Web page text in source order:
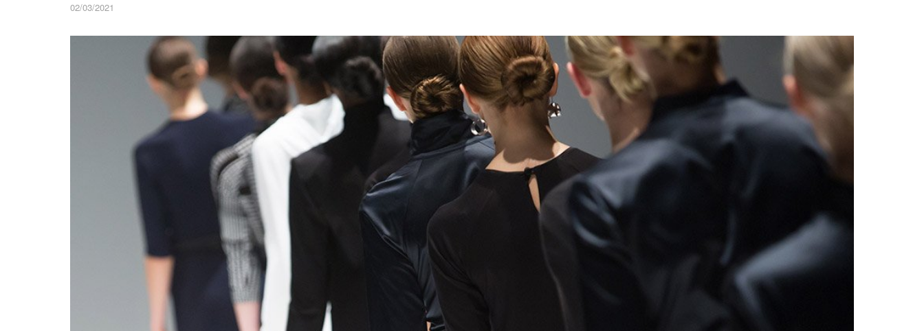
02/03/2021